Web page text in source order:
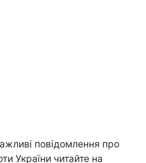
повідомлення про
України читайте на